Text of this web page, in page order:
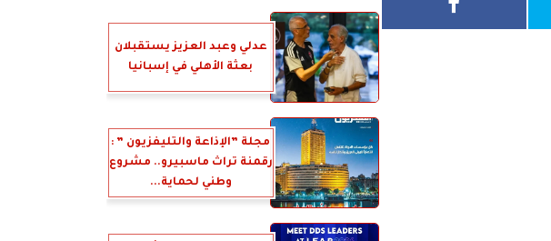
عدلي وعبد العزيز يستقبلان
بعثة الأهلي في إسبانيا
مجلة ”الإذاعة والتليفزيون ” :
رقمنة تراث ماسبيرو.. مشروع
وطني لحماية...